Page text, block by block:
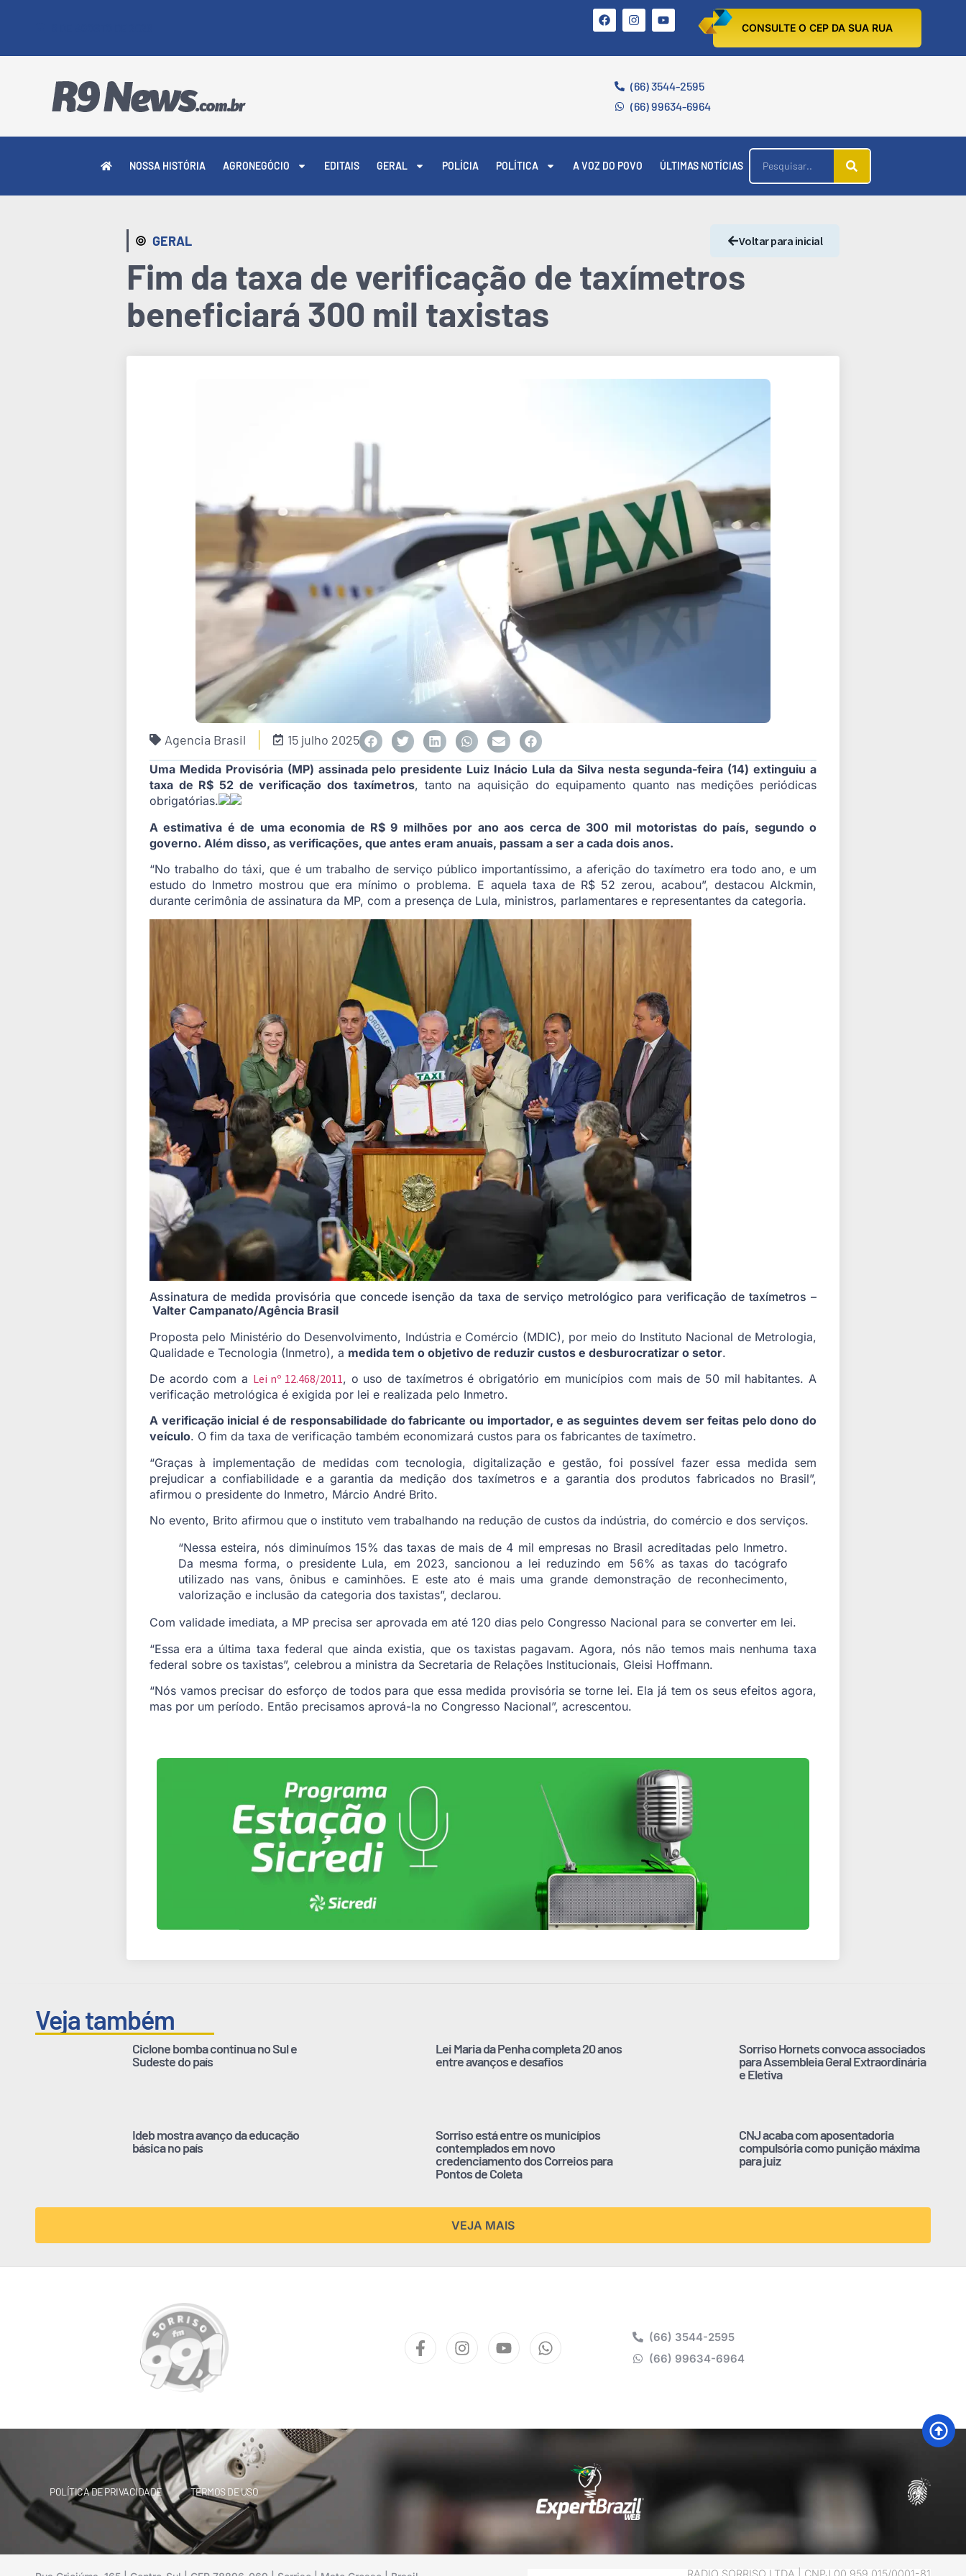
CONSULTE O CEP DA SUA RUA
(66) 3544-2595
(66) 99634-6964
NOSSA HISTÓRIA AGRONEGÓCIO EDITAIS GERAL POLÍCIA POLÍTICA A VOZ DO POVO ÚLTIMAS NOTÍCIAS
GERAL Voltar para inicial
Fim da taxa de verificação de taxímetros
beneficiará 300 mil taxistas
Agencia Brasil 15 julho 2025
Uma Medida Provisória (MP) assinada pelo presidente Luiz Inácio Lula da Silva nesta segunda-feira (14) extinguiu a
taxa de R$ 52 de verificação dos taxímetros, tanto na aquisição do equipamento quanto nas medições periódicas
obrigatórias.
A estimativa é de uma economia de R$ 9 milhões por ano aos cerca de 300 mil motoristas do país, segundo o
governo. Além disso, as verificações, que antes eram anuais, passam a ser a cada dois anos.
“No trabalho do táxi, que é um trabalho de serviço público importantíssimo, a aferição do taxímetro era todo ano, e um
estudo do Inmetro mostrou que era mínimo o problema. E aquela taxa de R$ 52 zerou, acabou”, destacou Alckmin,
durante cerimônia de assinatura da MP, com a presença de Lula, ministros, parlamentares e representantes da categoria.
Assinatura de medida provisória que concede isenção da taxa de serviço metrológico para verificação de taxímetros –
Valter Campanato/Agência Brasil
Proposta pelo Ministério do Desenvolvimento, Indústria e Comércio (MDIC), por meio do Instituto Nacional de Metrologia,
Qualidade e Tecnologia (Inmetro), a medida tem o objetivo de reduzir custos e desburocratizar o setor.
De acordo com a Lei nº 12.468/2011, o uso de taxímetros é obrigatório em municípios com mais de 50 mil habitantes. A
verificação metrológica é exigida por lei e realizada pelo Inmetro.
A verificação inicial é de responsabilidade do fabricante ou importador, e as seguintes devem ser feitas pelo dono do
veículo. O fim da taxa de verificação também economizará custos para os fabricantes de taxímetro.
“Graças à implementação de medidas com tecnologia, digitalização e gestão, foi possível fazer essa medida sem
prejudicar a confiabilidade e a garantia da medição dos taxímetros e a garantia dos produtos fabricados no Brasil”,
afirmou o presidente do Inmetro, Márcio André Brito.
No evento, Brito afirmou que o instituto vem trabalhando na redução de custos da indústria, do comércio e dos serviços.
“Nessa esteira, nós diminuímos 15% das taxas de mais de 4 mil empresas no Brasil acreditadas pelo Inmetro.
Da mesma forma, o presidente Lula, em 2023, sancionou a lei reduzindo em 56% as taxas do tacógrafo
utilizado nas vans, ônibus e caminhões. E este ato é mais uma grande demonstração de reconhecimento,
valorização e inclusão da categoria dos taxistas”, declarou.
Com validade imediata, a MP precisa ser aprovada em até 120 dias pelo Congresso Nacional para se converter em lei.
“Essa era a última taxa federal que ainda existia, que os taxistas pagavam. Agora, nós não temos mais nenhuma taxa
federal sobre os taxistas”, celebrou a ministra da Secretaria de Relações Institucionais, Gleisi Hoffmann.
“Nós vamos precisar do esforço de todos para que essa medida provisória se torne lei. Ela já tem os seus efeitos agora,
mas por um período. Então precisamos aprová-la no Congresso Nacional”, acrescentou.
Veja também
Ciclone bomba continua no Sul e
Sudeste do país
Lei Maria da Penha completa 20 anos
entre avanços e desafios
Sorriso Hornets convoca associados
para Assembleia Geral Extraordinária
e Eletiva
Ideb mostra avanço da educação
básica no país
Sorriso está entre os municípios
contemplados em novo
credenciamento dos Correios para
Pontos de Coleta
CNJ acaba com aposentadoria
compulsória como punição máxima
para juiz
VEJA MAIS
(66) 3544-2595
(66) 99634-6964
POLÍTICA DE PRIVACIDADE TERMOS DE USO